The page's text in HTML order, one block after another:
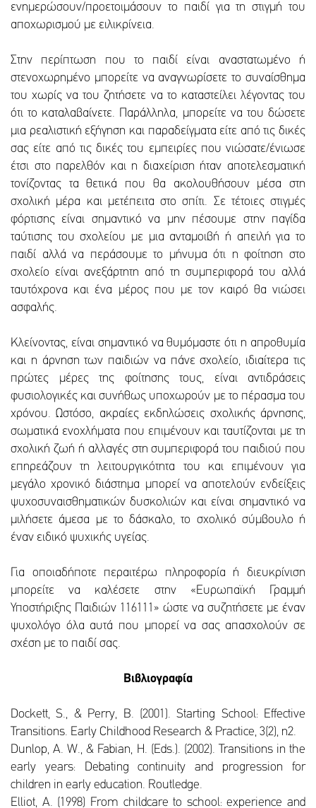
ενημερώσουν/προετοιμάσουν το παιδί για τη στιγμή του
αποχωρισμού με ειλικρίνεια.
Στην περίπτωση που το παιδί είναι αναστατωμένο ή
στενοχωρημένο μπορείτε να αναγνωρίσετε το συναίσθημα
του χωρίς να του ζητήσετε να το καταστείλει λέγοντας του
ότι το καταλαβαίνετε. Παράλληλα, μπορείτε να του δώσετε
μια ρεαλιστική εξήγηση και παραδείγματα είτε από τις δικές
σας είτε από τις δικές του εμπειρίες που νιώσατε/ένιωσε
έτσι στο παρελθόν και η διαχείριση ήταν αποτελεσματική
τονίζοντας τα θετικά που θα ακολουθήσουν μέσα στη
σχολική μέρα και μετέπειτα στο σπίτι. Σε τέτοιες στιγμές
φόρτισης είναι σημαντικό να μην πέσουμε στην παγίδα
ταύτισης του σχολείου με μια ανταμοιβή ή απειλή για το
παιδί αλλά να περάσουμε το μήνυμα ότι η φοίτηση στο
σχολείο είναι ανεξάρτητη από τη συμπεριφορά του αλλά
ταυτόχρονα και ένα μέρος που με τον καιρό θα νιώσει
ασφαλής.
Κλείνοντας, είναι σημαντικό να θυμόμαστε ότι η απροθυμία
και η άρνηση των παιδιών να πάνε σχολείο, ιδιαίτερα τις
πρώτες μέρες της φοίτησης τους, είναι αντιδράσεις
φυσιολογικές και συνήθως υποχωρούν με το πέρασμα του
χρόνου. Ωστόσο, ακραίες εκδηλώσεις σχολικής άρνησης,
σωματικά ενοχλήματα που επιμένουν και ταυτίζονται με τη
σχολική ζωή ή αλλαγές στη συμπεριφορά του παιδιού που
επηρεάζουν τη λειτουργικότητα του και επιμένουν για
μεγάλο χρονικό διάστημα μπορεί να αποτελούν ενδείξεις
ψυχοσυναισθηματικών δυσκολιών και είναι σημαντικό να
μιλήσετε άμεσα με το δάσκαλο, το σχολικό σύμβουλο ή
έναν ειδικό ψυχικής υγείας.
Για οποιαδήποτε περαιτέρω πληροφορία ή διευκρίνιση
μπορείτε να καλέσετε στην «Ευρωπαϊκή Γραμμή
Υποστήριξης Παιδιών 116111» ώστε να συζητήσετε με έναν
ψυχολόγο όλα αυτά που μπορεί να σας απασχολούν σε
σχέση με το παιδί σας.
Βιβλιογραφία
Dockett, S., & Perry, B. (2001). Starting School: Effective
Transitions. Early Childhood Research & Practice, 3(2), n2.
Dunlop, A. W., & Fabian, H. (Eds.). (2002). Transitions in the
early years: Debating continuity and progression for
children in early education. Routledge.
Elliot, A. (1998) From childcare to school: experience and